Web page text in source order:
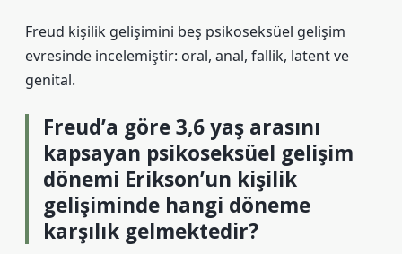
Freud kişilik gelişimini beş psikoseksüel gelişim
evresinde incelemiştir: oral, anal, fallik, latent ve
genital.
Freud’a göre 3,6 yaş arasını
kapsayan psikoseksüel gelişim
dönemi Erikson’un kişilik
gelişiminde hangi döneme
karşılık gelmektedir?